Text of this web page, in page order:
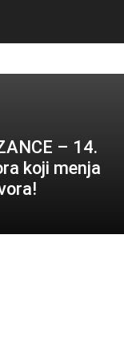
– 14.
koji menja